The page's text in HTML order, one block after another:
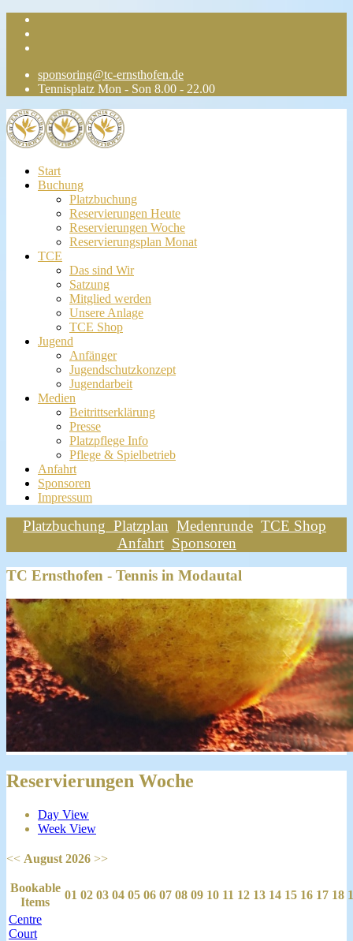
sponsoring@tc-ernsthofen.de
Tennisplatz Mon - Son 8.00 - 22.00
Start
Buchung
Platzbuchung
Reservierungen Heute
Reservierungen Woche
Reservierungsplan Monat
TCE
Das sind Wir
Satzung
Mitglied werden
Unsere Anlage
TCE Shop
Jugend
Anfänger
Jugendschutzkonzept
Jugendarbeit
Medien
Beitrittserklärung
Presse
Platzpflege Info
Pflege & Spielbetrieb
Anfahrt
Sponsoren
Impressum
Platzbuchung Platzplan Medenrunde TCE Shop
Anfahrt Sponsoren
TC Ernsthofen - Tennis in Modautal
Reservierungen Woche
Day View
Week View
<< August 2026 >>
Bookable
Items
01 02 03 04 05 06 07 08 09 10 11 12 13 14 15 16 17 18
Centre
Court